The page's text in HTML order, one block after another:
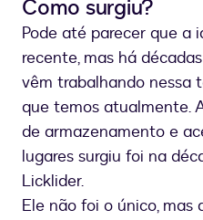
Como surgiu?
Pode até parecer que a
recente, mas há
vêm trabalhando nessa
que temos atualmente.
de armazenamento e
lugares surgiu foi na
Licklider.
Ele não foi o único, mas